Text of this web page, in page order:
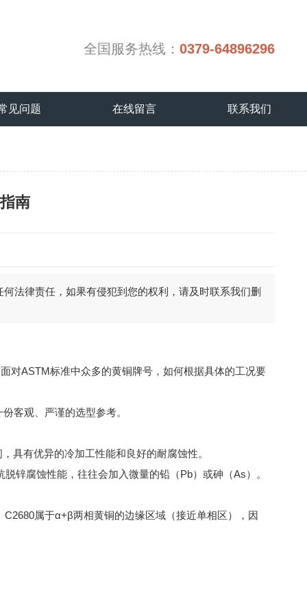
全国服务热线： 0379-64896296
见问题 在线留言 联系我们
南
法律责任，如果有侵犯到您的权利，请及时联系我们删
对ASTM标准中众多的黄铜牌号，如何根据具体的工况要
客观、严谨的选型参考。
具有优异的冷加工性能和良好的耐腐蚀性。
锌腐蚀性能，往往会加入微量的铅（Pb）或砷（As）。
属于α+β两相黄铜的边缘区域（接近单相区），因